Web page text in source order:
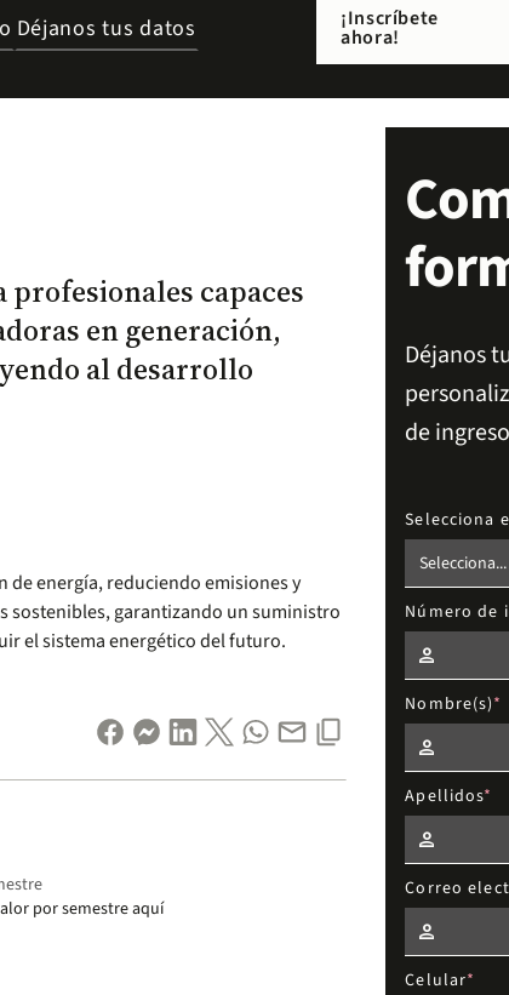
Déjanos tus datos ¡Inscríbete
ahora!
capaces
en generación,
al desarrollo
de energía, reduciendo emisiones y
sostenibles, garantizando un suministro
el sistema energético del futuro.
por semestre aquí
Déjanos
de
Selecciona
Número de
Nombre(s)
Apellidos
Correo
Celular